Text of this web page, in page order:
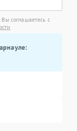
соглашаетесь с